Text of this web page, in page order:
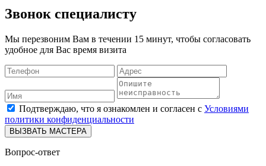
Звонок специалисту
Мы перезвоним Вам в течении 15 минут, чтобы согласовать
удобное для Вас время визита
Подтверждаю, что я ознакомлен и согласен с Условиями
политики конфиденциальности
ВЫЗВАТЬ МАСТЕРА
Вопрос-ответ